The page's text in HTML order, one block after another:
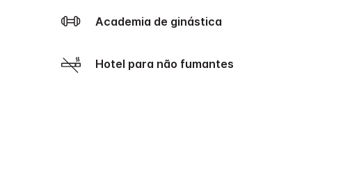
Academia de ginástica
Hotel para não fumantes